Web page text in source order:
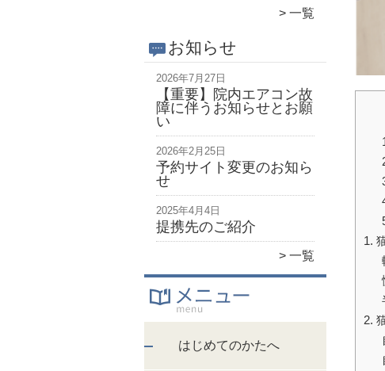
一覧
お知らせ
2026年7月27日
【重要】院内エアコン故
障に伴うお知らせとお願
い
2026年2月25日
予約サイト変更のお知ら
せ
2025年4月4日
提携先のご紹介
一覧
はじめてのかたへ
1.
2.